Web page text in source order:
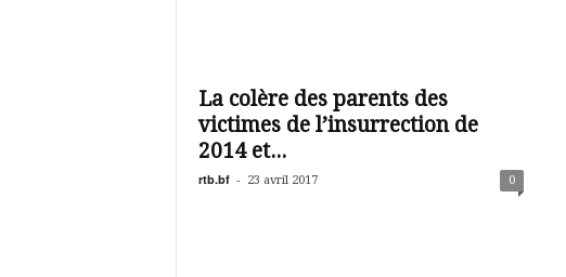
La colère des parents des
victimes de l’insurrection de
2014 et...
rtb.bf - 23 avril 2017 0